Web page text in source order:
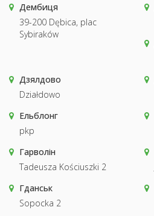
Дембиця
39-200 Dębica, plac
Sybiraków
Дзялдово
Działdowo
Ельблонг
pkp
Гарволін
Tadeusza Kościuszki 2
Гданськ
Sopocka 2